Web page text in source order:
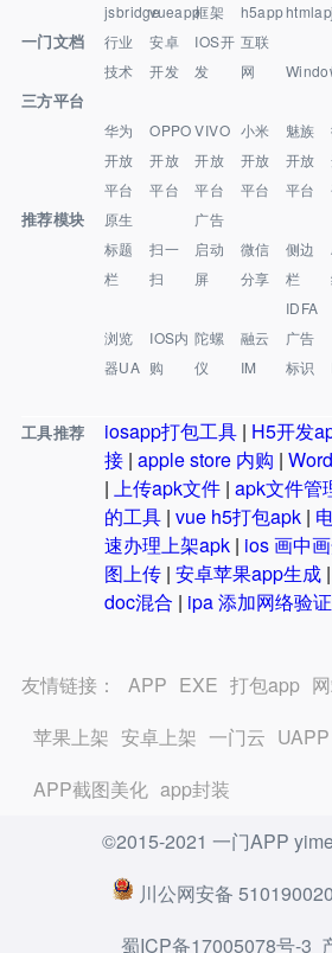
jsbridgevueapp框架
h5app
一门文档
行业
技术
安卓
开发
IOS开
发
互联
网
三方平台
华为
开放
平台
OPPO
开放
平台
VIVO
开放
平台
小米
开放
平台
魅族
开放
平台
推荐模块
原生
标题
栏
扫一
扫
广告
启动
屏
微信
分享
侧边
栏
浏览
器UA
IOS内
购
陀螺
仪
融云
IM
IDFA
广告
标识
工具推荐 iosapp打包工具 | H5开发
接 | apple store 内购 |
| 上传apk文件 | apk文件管
的工具 | vue h5打包apk |
速办理上架apk | ios 画中
图上传 | 安卓苹果app生成 |
doc混合 | ipa 添加网络验证
友情链接： APP EXE 打包app
苹果上架 安卓上架 一门云 UAPP
APP截图美化 app封装
©2015-2021 一门APP
川公网安备
蜀ICP备17005078号-3